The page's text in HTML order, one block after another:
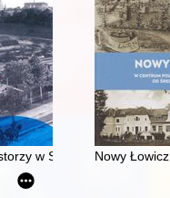
w Sopocie : prestiż
Nowy